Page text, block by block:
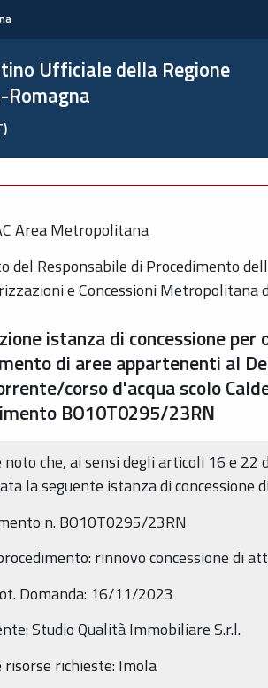
Ufficiale della Regione
Romagna
Area Metropolitana
del Responsabile di Procedimento
e Concessioni Metropolitana
istanza di concessione per
di aree appartenenti al
corso d'acqua scolo
BO10T0295/23RN
noto che, ai sensi degli articoli 16 e 22
la seguente istanza di concessione
n. BO10T0295/23RN
rinnovo concessione di
Domanda: 16/11/2023
Studio Qualità Immobiliare S.r.l.
risorse richieste: Imola